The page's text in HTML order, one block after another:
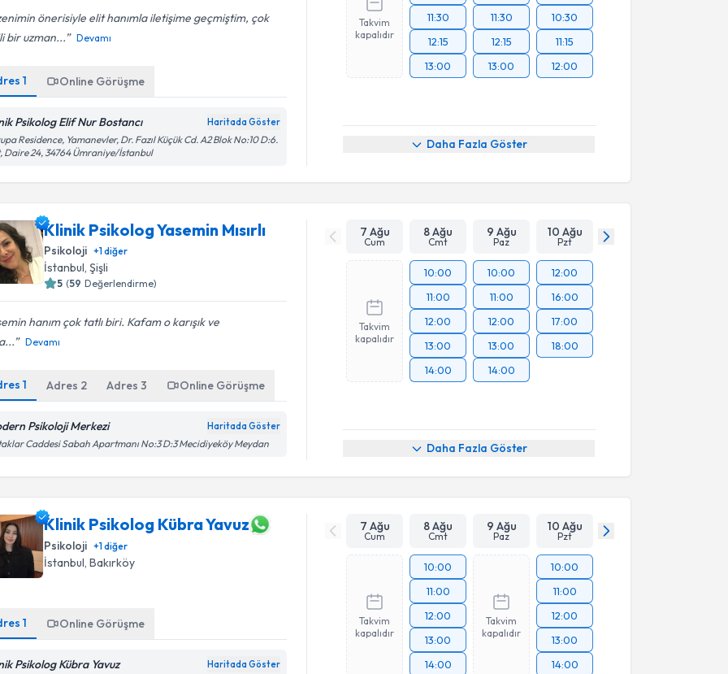
önerisiyle elit hanımla iletişime geçmiştim, çok
bir uzman...
Devamı
1 Online Görüşme
Psikolog Elif Nur Bostancı Haritada Göster
Residence, Yamanevler, Dr. Fazıl Küçük Cd. A2 Blok No:10 D:6.
Daire 24, 34764 Ümraniye/İstanbul
Takvim
kapalıdır
11:30
12:15
13:00
11:30
12:15
13:00
10:30
11:15
12:00
Daha Fazla Göster
Klinik Psikolog Yasemin Mısırlı
Psikoloji +1diğer
İstanbul, Şişli
5 (59 Değerlendirme)
hanım çok tatlı biri. Kafam o karışık ve
Devamı
1 Adres 2 Adres3 Online Görüşme
Psikoloji Merkezi Haritada Göster
Caddesi Sabah Apartmanı No:3 D:3 Mecidiyeköy Meydan
7 Ağu
Cum
8 Ağu
Cmt
9 Ağu
Paz
10 Ağu
Pzt
Takvim
kapalıdır
10:00
11:00
12:00
13:00
14:00
10:00
11:00
12:00
13:00
14:00
12:00
16:00
17:00
18:00
Daha Fazla Göster
Klinik Psikolog Kübra Yavuz
Psikoloji +1diğer
İstanbul , Bakırköy
1 Online Görüşme
Psikolog Kübra Yavuz Haritada Göster
7 Ağu
Cum
8 Ağu
Cmt
9 Ağu
Paz
10 Ağu
Pzt
Takvim
kapalıdır
10:00
11:00
12:00
13:00
14:00
Takvim
kapalıdır
10:00
11:00
12:00
13:00
14:00